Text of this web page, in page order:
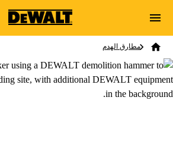
Skip to main content
Search
Breadcrumb
مطارق الهدم